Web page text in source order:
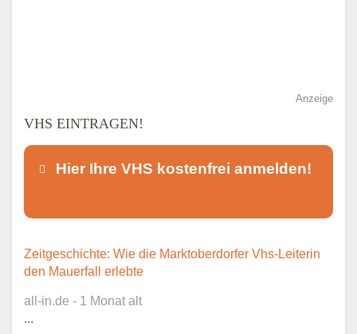
Anzeige
VHS EINTRAGEN!
Hier Ihre VHS kostenfrei anmelden!
Dieser Teil dient lediglich zur
Kontaktaufnahme und ist nicht
Zeitgeschichte: Wie die Marktoberdorfer Vhs-Leiterin
den Mauerfall erlebte
all-in.de - 1 Monat alt
...